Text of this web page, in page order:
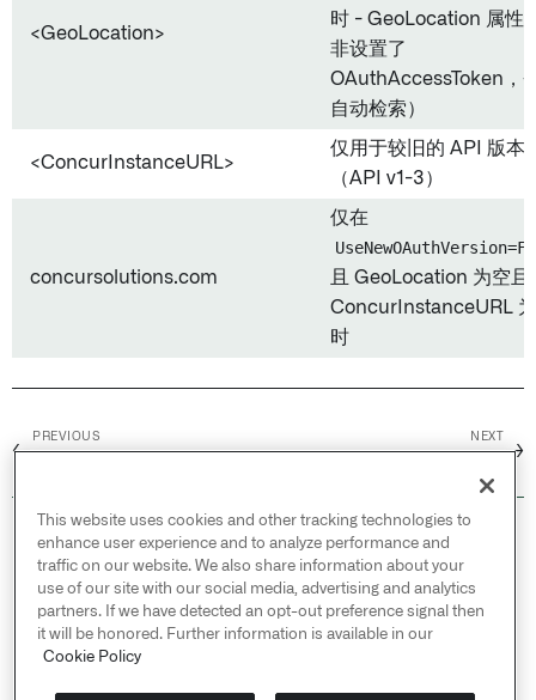
<GeoLocation>
时 - GeoLocation 属性
非设置了
OAuthAccessToken，
自动检索）
<ConcurInstanceURL>
仅用于较旧的 API 版本
（API v1-3）
concursolutions.com
仅在
且 GeoLocation 为空且
ConcurInstanceURL
时
←
PREVIOUS NEXT
→
© 2026 Palantir Technologies Inc. All rights
reserved.
Cookies Statement ↗
Privacy Statement ↗
Terms of Use ↗
This website uses cookies and other tracking technologies to
enhance user experience and to analyze performance and
traffic on our website. We also share information about your
use of our site with our social media, advertising and analytics
partners. If we have detected an opt-out preference signal then
it will be honored. Further information is available in our
Cookie Policy